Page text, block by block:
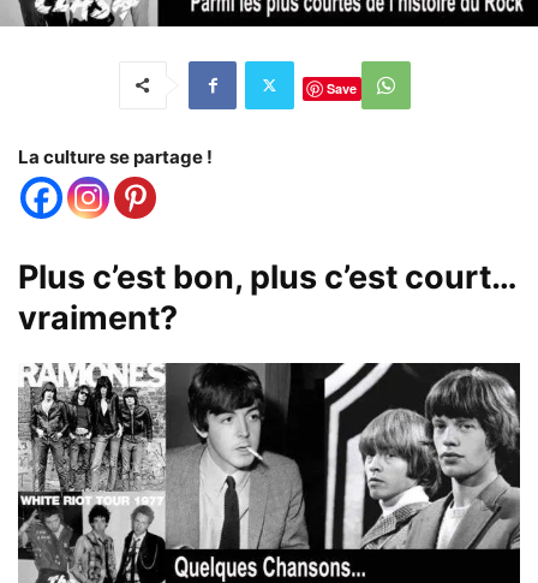
Save
La culture se partage !
Plus c’est bon, plus c’est court…
vraiment?